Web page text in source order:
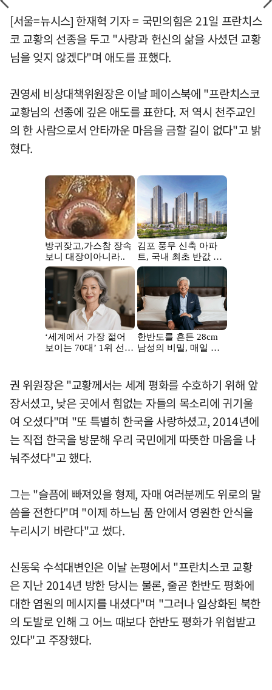
[서울=뉴시스] 한재혁 기자 = 국민의힘은 21일 프란치스
코 교황의 선종을 두고 "사랑과 헌신의 삶을 사셨던 교황
님을 잊지 않겠다"며 애도를 표했다.
권영세 비상대책위원장은 이날 페이스북에 "프란치스코
교황님의 선종에 깊은 애도를 표한다. 저 역시 천주교인
의 한 사람으로서 안타까운 마음을 금할 길이 없다"고 밝
혔다.
권 위원장은 "교황께서는 세계 평화를 수호하기 위해 앞
장서셨고, 낮은 곳에서 힘없는 자들의 목소리에 귀기울
여 오셨다"며 "또 특별히 한국을 사랑하셨고, 2014년에
는 직접 한국을 방문해 우리 국민에게 따뜻한 마음을 나
눠주셨다"고 했다.
그는 "슬픔에 빠져있을 형제, 자매 여러분께도 위로의 말
씀을 전한다"며 "이제 하느님 품 안에서 영원한 안식을
누리시기 바란다"고 썼다.
신동욱 수석대변인은 이날 논평에서 "프란치스코 교황
은 지난 2014년 방한 당시는 물론, 줄곧 한반도 평화에
대한 염원의 메시지를 내셨다"며 "그러나 일상화된 북한
의 도발로 인해 그 어느 때보다 한반도 평화가 위협받고
있다"고 주장했다.